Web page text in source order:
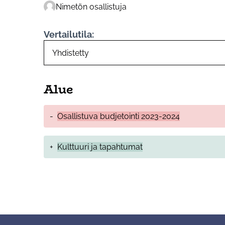
Nimetön osallistuja
Vertailutila:
Alue
- Osallistuva budjetointi 2023-2024
+ Kulttuuri ja tapahtumat